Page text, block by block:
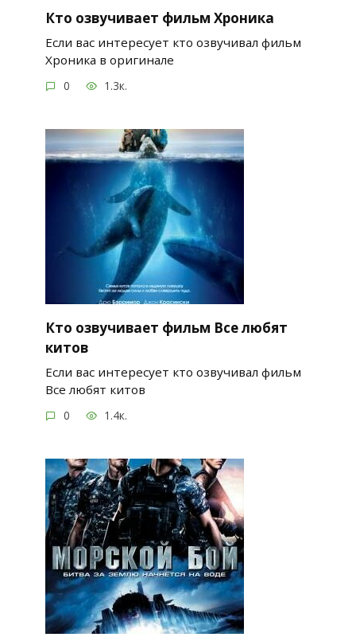
Кто озвучивает фильм Хроника
Если вас интересует кто озвучивал фильм
Хроника в оригинале
0 1.3к.
Кто озвучивает фильм Все любят
китов
Если вас интересует кто озвучивал фильм
Все любят китов
0 1.4к.